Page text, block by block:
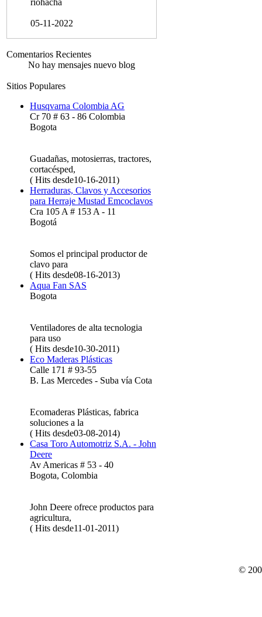
riohacha
05-11-2022
Comentarios Recientes
No hay mensajes nuevo blog
Sitios Populares
Husqvarna Colombia AG
Cr 70 # 63 - 86 Colombia
Bogota
Guadañas, motosierras, tractores,
cortacésped,
( Hits desde10-16-2011)
Herraduras, Clavos y Accesorios
para Herraje Mustad Emcoclavos
Cra 105 A # 153 A - 11
Bogotá
Somos el principal productor de
clavo para
( Hits desde08-16-2013)
Aqua Fan SAS
Bogota
Ventiladores de alta tecnologia
para uso
( Hits desde10-30-2011)
Eco Maderas Plásticas
Calle 171 # 93-55
B. Las Mercedes - Suba vía Cota
Ecomaderas Plásticas, fabrica
soluciones a la
( Hits desde03-08-2014)
Casa Toro Automotriz S.A. - John
Deere
Av Americas # 53 - 40
Bogota, Colombia
John Deere ofrece productos para
agricultura,
( Hits desde11-01-2011)
©